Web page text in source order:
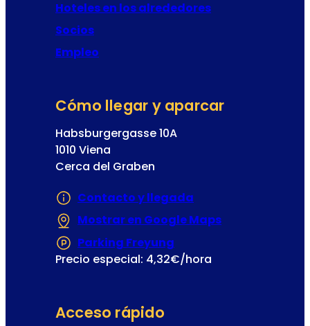
Hoteles en los alrededores
Socios
Empleo
Cómo llegar y aparcar
Habsburgergasse 10A
1010 Viena
Cerca del Graben
Contacto y llegada
Mostrar en Google Maps
Parking Freyung
Precio especial: 4,32€/hora
Acceso rápido